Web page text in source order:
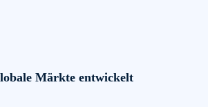
Märkte entwickelt